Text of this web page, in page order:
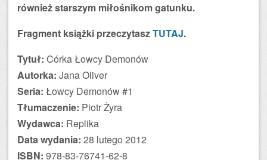
również starszym miłośnikom gatunku.
Fragment książki przeczytaszTUTAJ.
Tytuł: Córka Łowcy Demonów
Autorka: Jana Oliver
Seria: Łowcy Demonów #1
Tłumaczenie: Piotr Żyra
Wydawca: Replika
Data wydania: 28 lutego 2012
ISBN: 978-83-76741-62-8